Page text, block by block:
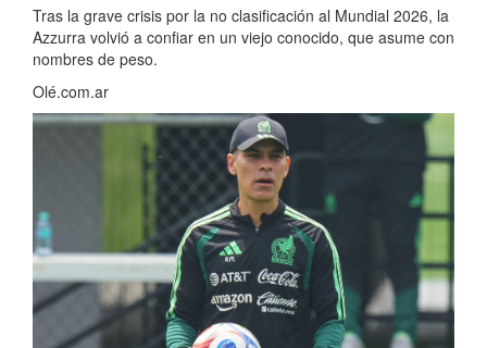
Tras la grave crisis por la no clasificación al Mundial 2026, la
Azzurra volvió a confiar en un viejo conocido, que asume con
nombres de peso.
Olé.com.ar